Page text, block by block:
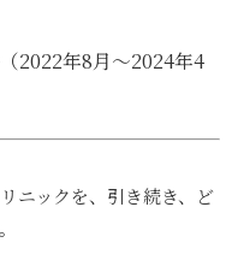
2022年8月〜2024年4
ニックを、引き続き、ど